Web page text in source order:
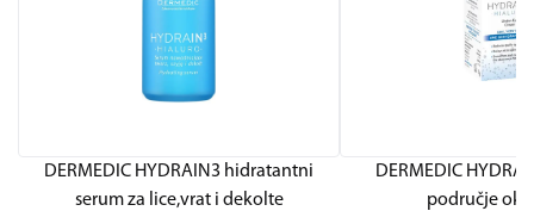
DERMEDIC HYDRAIN3 hidratantni
serum za lice,vrat i dekolte
DERMEDIC
područje